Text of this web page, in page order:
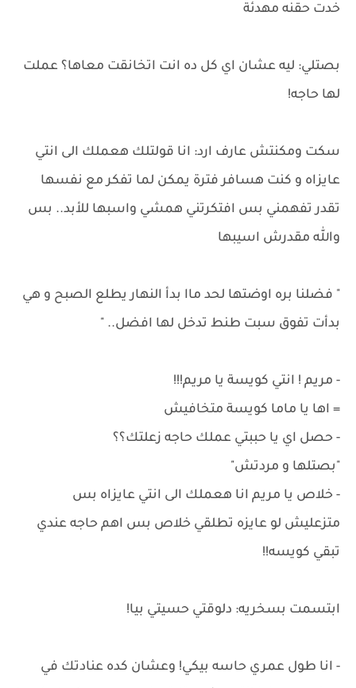
خدت حقنه مهدئة
بصتلي: ليه عشان اي كل ده انت اتخانقت معاها؟ عملت
لها حاجه!
سكت ومكنتش عارف ارد: انا قولتلك هعملك الى انتي
عايزاه و كنت هسافر فترة يمكن لما تفكر مع نفسها
تقدر تفهمني بس افتكرتني همشي واسبها للأبد.. بس
والله مقدرش اسيبها
" فضلنا بره اوضتها لحد ماا بدأ النهار يطلع الصبح و هي
بدأت تفوق سبت طنط تدخل لها افضل.. "
- مريم ! انتي كويسة يا مريم!!!
= اها يا ماما كويسة متخافيش
- حصل اي يا حببتي عملك حاجه زعلتك؟؟
"بصتلها و مردتش"
- خلاص يا مريم انا هعملك الى انتي عايزاه بس
متزعليش لو عايزه تطلقي خلاص بس اهم حاجه عندي
تبقي كويسه!!
ابتسمت بسخريه: دلوقتي حسيتي بيا!
- انا طول عمري حاسه بيكي! وعشان كده عنادتك في